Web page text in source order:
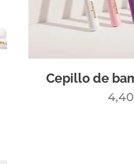
Cepillo de
4,40